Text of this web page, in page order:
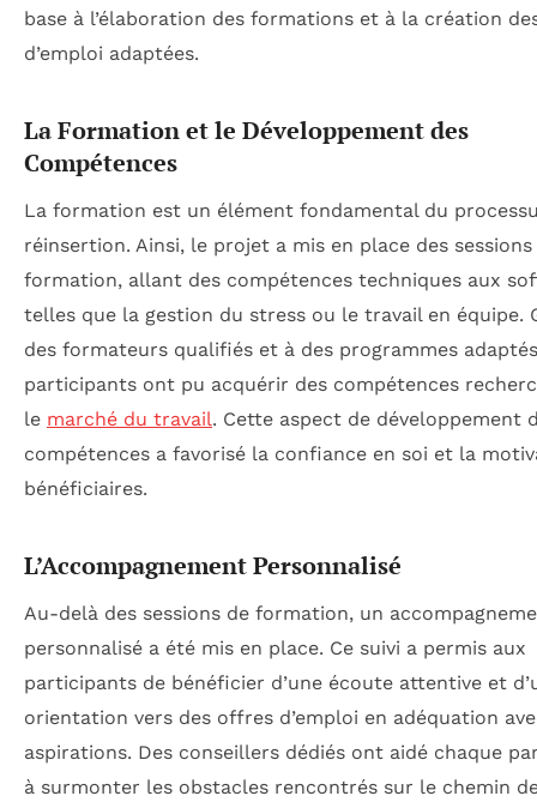
base à l’élaboration des formations et à la création
d’emploi adaptées.
La Formation et le Développement des
Compétences
La formation est un élément fondamental du
réinsertion. Ainsi, le projet a mis en place des sessions
formation, allant des compétences techniques aux
telles que la gestion du stress ou le travail en équipe.
des formateurs qualifiés et à des programmes
participants ont pu acquérir des compétences
le marché du travail. Cette aspect de développement
compétences a favorisé la confiance en soi et la
bénéficiaires.
L’Accompagnement Personnalisé
Au-delà des sessions de formation, un
personnalisé a été mis en place. Ce suivi a permis aux
participants de bénéficier d’une écoute attentive et
orientation vers des offres d’emploi en adéquation
aspirations. Des conseillers dédiés ont aidé chaque
à surmonter les obstacles rencontrés sur le chemin